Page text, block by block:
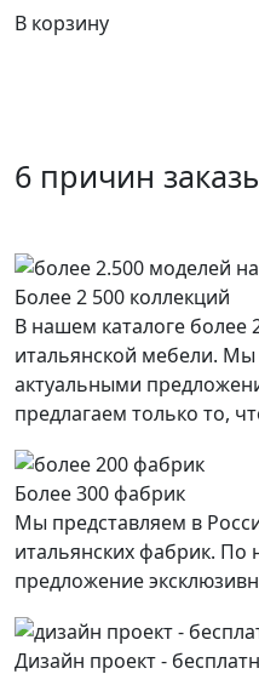
В корзину
6 причин
Более 2 500 коллекций
В нашем каталоге более
итальянской мебели. Мы
актуальными
предлагаем только то,
Более 300 фабрик
Мы представляем в
итальянских фабрик.
предложение
Дизайн проект -